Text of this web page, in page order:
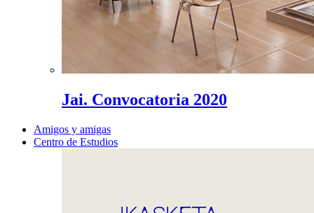
Jai. Convocatoria 2020
Amigos y amigas
Centro de Estudios